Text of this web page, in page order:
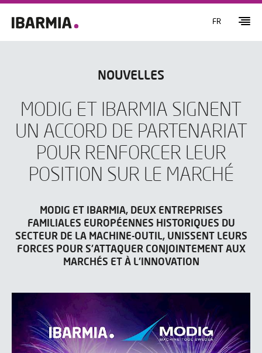
FR
NOUVELLES
MODIG ET IBARMIA SIGNENT
UN ACCORD DE PARTENARIAT
POUR RENFORCER LEUR
POSITION SUR LE MARCHÉ
MODIG ET IBARMIA, DEUX ENTREPRISES
FAMILIALES EUROPÉENNES HISTORIQUES DU
SECTEUR DE LA MACHINE-OUTIL, UNISSENT LEURS
FORCES POUR S'ATTAQUER CONJOINTEMENT AUX
MARCHÉS ET À L'INNOVATION